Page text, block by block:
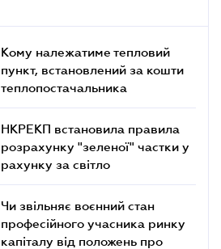
Кому належатиме тепловий
пункт, встановлений за кошти
теплопостачальника
НКРЕКП встановила правила
розрахунку "зеленої" частки у
рахунку за світло
Чи звільняє воєнний стан
професійного учасника ринку
капіталу від положень про